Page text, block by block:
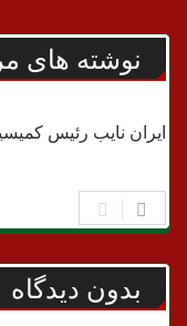
نوشته های
سیاسی
ایران نایب‌ رئیس
بدون دیدگاه